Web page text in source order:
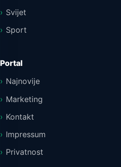
Svijet
Sport
Portal
Najnovije
Marketing
Kontakt
Impressum
Privatnost